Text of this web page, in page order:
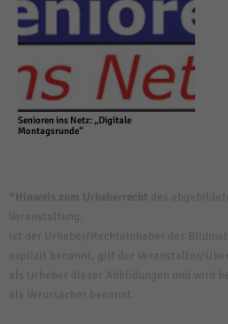
Senioren ins Netz: „Digitale
Montagsrunde“